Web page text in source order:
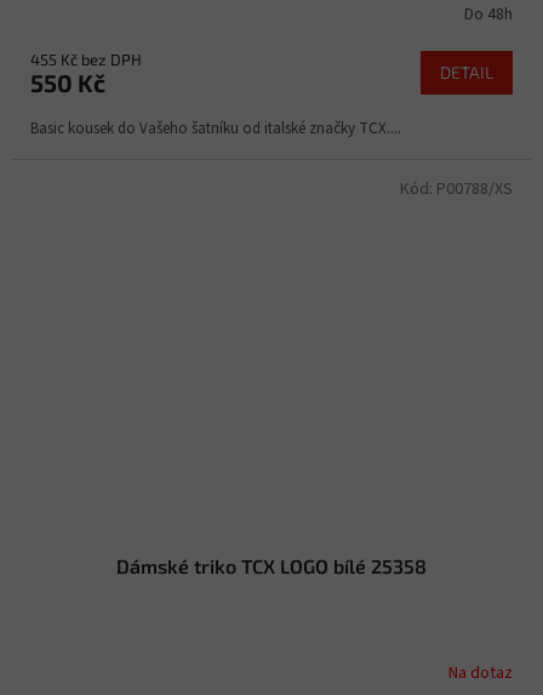
Do 48h
455 Kč bez DPH
550 Kč DETAIL
Basic kousek do Vašeho šatníku od italské značky TCX....
Dámské triko TCX LOGO bílé 25358
Na dotaz
Kód: P00788/XS